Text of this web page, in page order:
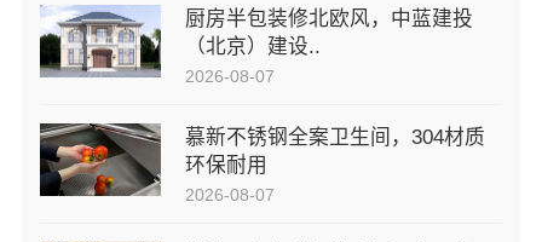
厨房半包装修北欧风，中蓝建投
（北京）建设..
2026-08-07
慕新不锈钢全案卫生间，304材质
环保耐用
2026-08-07